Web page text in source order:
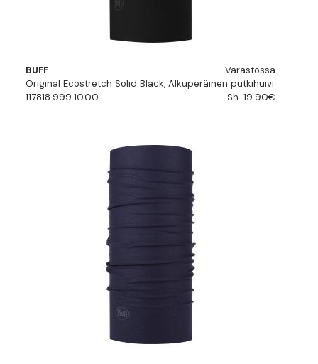
BUFF
Varastossa
Original Ecostretch Solid Black, Alkuperäinen putkihuivi
117818.999.10.00
Sh. 19.90€